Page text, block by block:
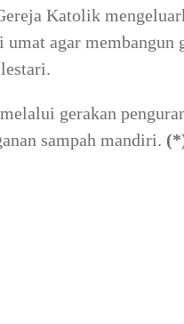
Katolik
umat agar membangun
gerakan
sampah mandiri.